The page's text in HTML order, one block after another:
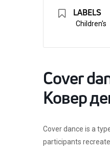
LABELS
Children's
Cover
Ковер
Cover dance is a
participants